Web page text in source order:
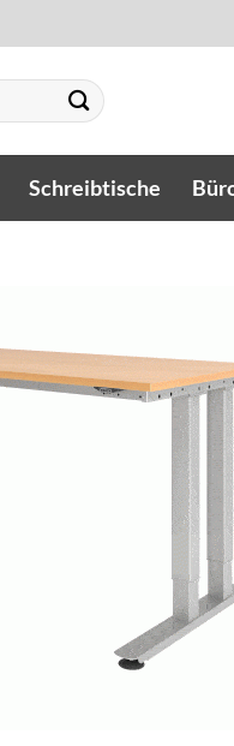
Schreibtische